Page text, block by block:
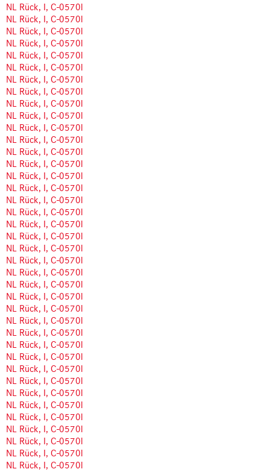
NL Rück, I, C-0570l
NL Rück, I, C-0570l
NL Rück, I, C-0570l
NL Rück, I, C-0570l
NL Rück, I, C-0570l
NL Rück, I, C-0570l
NL Rück, I, C-0570l
NL Rück, I, C-0570l
NL Rück, I, C-0570l
NL Rück, I, C-0570l
NL Rück, I, C-0570l
NL Rück, I, C-0570l
NL Rück, I, C-0570l
NL Rück, I, C-0570l
NL Rück, I, C-0570l
NL Rück, I, C-0570l
NL Rück, I, C-0570l
NL Rück, I, C-0570l
NL Rück, I, C-0570l
NL Rück, I, C-0570l
NL Rück, I, C-0570l
NL Rück, I, C-0570l
NL Rück, I, C-0570l
NL Rück, I, C-0570l
NL Rück, I, C-0570l
NL Rück, I, C-0570l
NL Rück, I, C-0570l
NL Rück, I, C-0570l
NL Rück, I, C-0570l
NL Rück, I, C-0570l
NL Rück, I, C-0570l
NL Rück, I, C-0570l
NL Rück, I, C-0570l
NL Rück, I, C-0570l
NL Rück, I, C-0570l
NL Rück, I, C-0570l
NL Rück, I, C-0570l
NL Rück, I, C-0570l
NL Rück, I, C-0570l